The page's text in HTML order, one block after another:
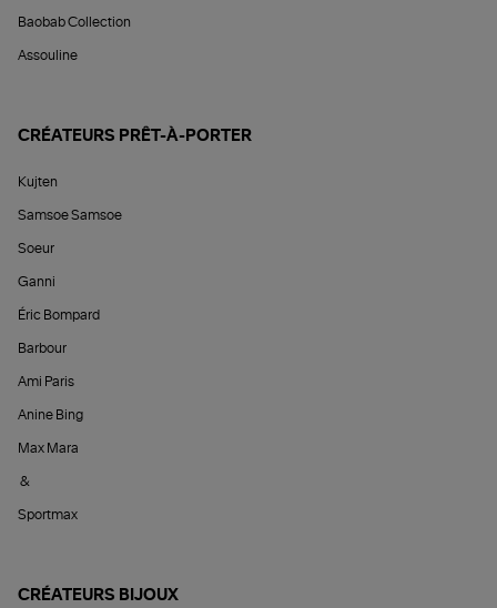
Baobab Collection
Assouline
CRÉATEURS PRÊT-À-PORTER
Kujten
Samsoe Samsoe
Soeur
Ganni
Éric Bompard
Barbour
Ami Paris
Anine Bing
Max Mara
&
Sportmax
CRÉATEURS BIJOUX